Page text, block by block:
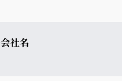
会社名